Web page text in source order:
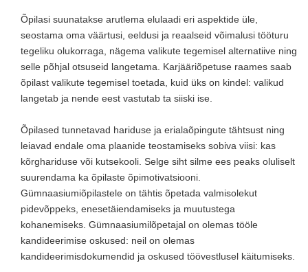
Õpilasi suunatakse arutlema elulaadi eri aspektide üle,
seostama oma väärtusi, eeldusi ja reaalseid võimalusi tööturu
tegeliku olukorraga, nägema valikute tegemisel alternatiive ning
selle põhjal otsuseid langetama. Karjääriõpetuse raames saab
õpilast valikute tegemisel toetada, kuid üks on kindel: valikud
langetab ja nende eest vastutab ta siiski ise.
Õpilased tunnetavad hariduse ja erialaõpingute tähtsust ning
leiavad endale oma plaanide teostamiseks sobiva viisi: kas
kõrghariduse või kutsekooli. Selge siht silme ees peaks oluliselt
suurendama ka õpilaste õpimotivatsiooni.
Gümnaasiumiõpilastele on tähtis õpetada valmisolekut
pidevõppeks, enesetäiendamiseks ja muutustega
kohanemiseks. Gümnaasiumilõpetajal on olemas tööle
kandideerimise oskused: neil on olemas
kandideerimisdokumendid ja oskused töövestlusel käitumiseks.